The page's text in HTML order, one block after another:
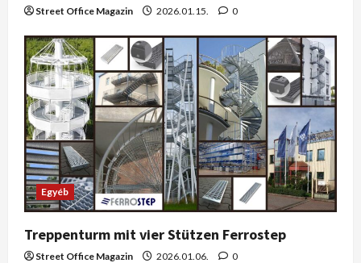
Street Office Magazin 2026.01.15. 0
Egyéb
Treppenturm mit vier Stützen Ferrostep
Street Office Magazin 2026.01.06. 0